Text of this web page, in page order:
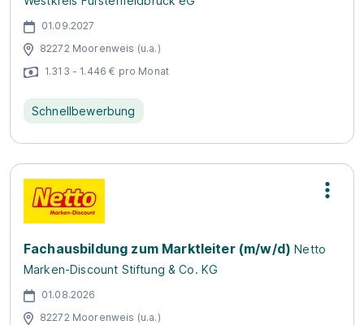
01.09.2027
82272 Moorenweis (u.a.)
1.313 - 1.446 € pro Monat
Schnellbewerbung
Fachausbildung zum Marktleiter (m/w/d) Netto
Marken-Discount Stiftung & Co. KG
01.08.2026
82272 Moorenweis (u.a.)